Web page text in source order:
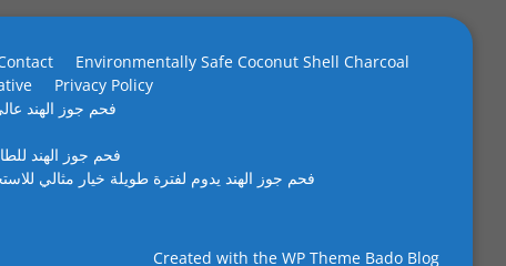
Environmentally Safe Coconut Shell Charcoal
Privacy Policy
فحم جوز الهند
فحم جوز الهند
فحم جوز الهند يدوم لفترة طويلة خيار مثالي
Created with the WP Theme Bado Blog